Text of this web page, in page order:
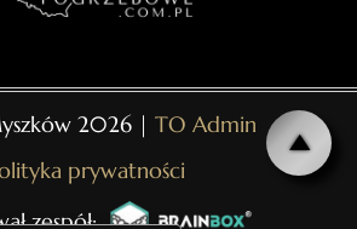
2026 | TO Admin
prywatności
zespół: